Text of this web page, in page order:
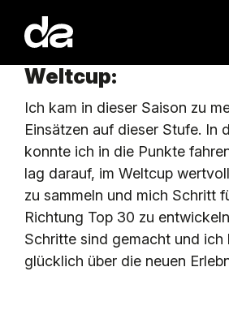
schliessen
ÜBER MICH
NEWS
ERFOLGE
Weltcup:
Ich kam in dieser Saison zu
Einsätzen auf dieser Stufe. In
konnte ich in die Punkte
lag darauf, im Weltcup
zu sammeln und mich Schritt
Richtung Top 30 zu
Schritte sind gemacht und ich
glücklich über die neuen